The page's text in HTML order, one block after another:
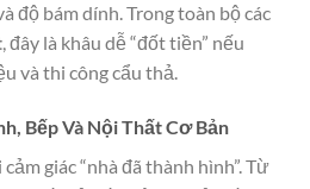
độ bám dính. Trong toàn bộ các
, đây là khâu dễ “đốt tiền” nếu
và thi công cẩu thả.
Bếp Và Nội Thất Cơ Bản
giác “nhà đã thành hình”. Từ